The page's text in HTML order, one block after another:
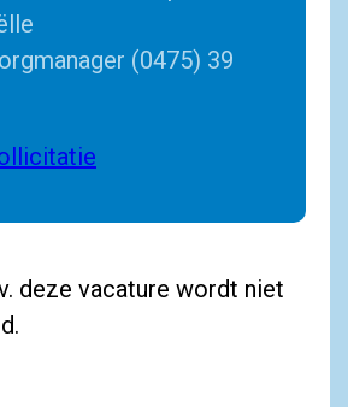
(0475) 39
deze vacature wordt niet